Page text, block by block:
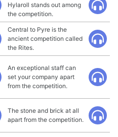
Hylaroll stands out among
the competition.
Central to Pyre is the
ancient competition called
the Rites.
An exceptional staff can
set your company apart
from the competition.
The stone and brick at all
apart from the competition.